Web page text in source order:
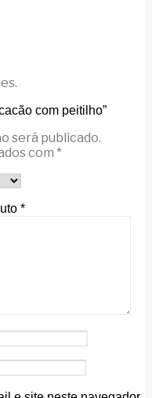
com peitilho”
será publicado.
com *
*